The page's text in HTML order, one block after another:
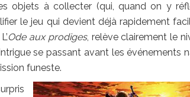
objets à collecter (qui, quand on y
le jeu qui devient déjà rapidement
Ode aux prodiges, relève clairement le
se passant avant les événements
funeste.